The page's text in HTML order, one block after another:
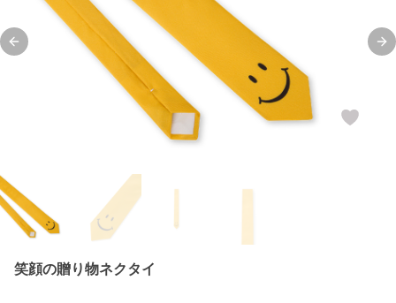
Previous slide
笑顔の贈り物ネクタイ